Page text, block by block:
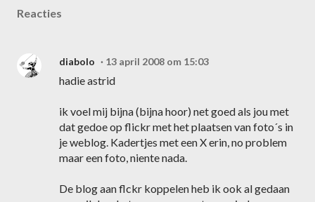
Reacties
diabolo 13 april 2008 om 15:03
hadie astrid
ik voel mij bijna (bijna hoor) net goed als jou met
dat gedoe op flickr met het plaatsen van foto´s in
je weblog. Kadertjes met een X erin, no problem
maar een foto, niente nada.
De blog aan flckr koppelen heb ik ook al gedaan